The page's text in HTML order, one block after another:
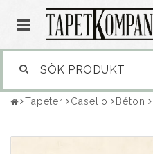
Tapeter Caselio Béton